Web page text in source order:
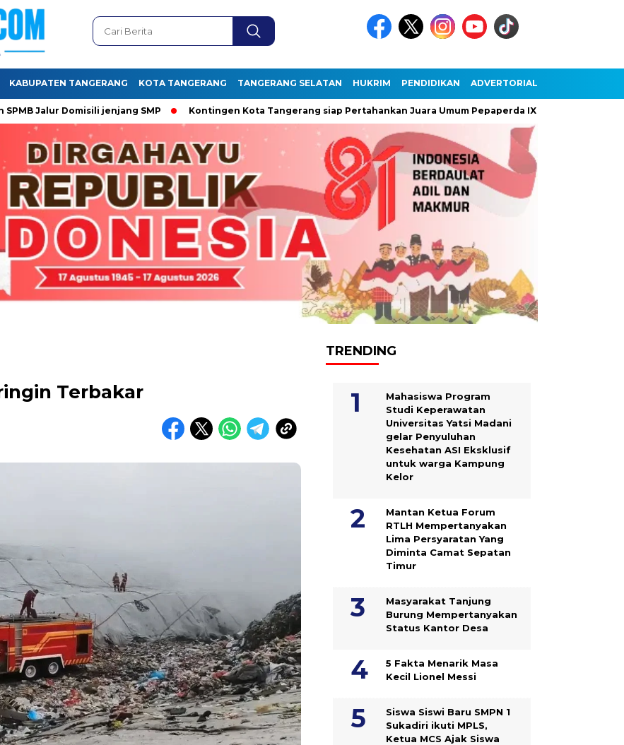
KABUPATEN TANGERANG KOTA TANGERANG TANGERANG SELATAN HUKRIM PENDIDIKAN ADVERTORIAL
Domisili jenjang SMP Kontingen Kota Tangerang siap Pertahankan Juara Umum Pepaperda IX Banten
Terbakar
TRENDING
Mahasiswa Program
Studi Keperawatan
Universitas Yatsi Madani
gelar Penyuluhan
Kesehatan ASI Eksklusif
untuk warga Kampung
‎Kelor
Mantan Ketua Forum
RTLH Mempertanyakan
Lima Persyaratan Yang
Diminta Camat Sepatan
Timur
Masyarakat Tanjung
Burung Mempertanyakan
Status Kantor Desa
5 Fakta Menarik Masa
Kecil Lionel Messi
Siswa Siswi Baru SMPN 1
Sukadiri ikuti MPLS,
Ketua MCS Ajak Siswa